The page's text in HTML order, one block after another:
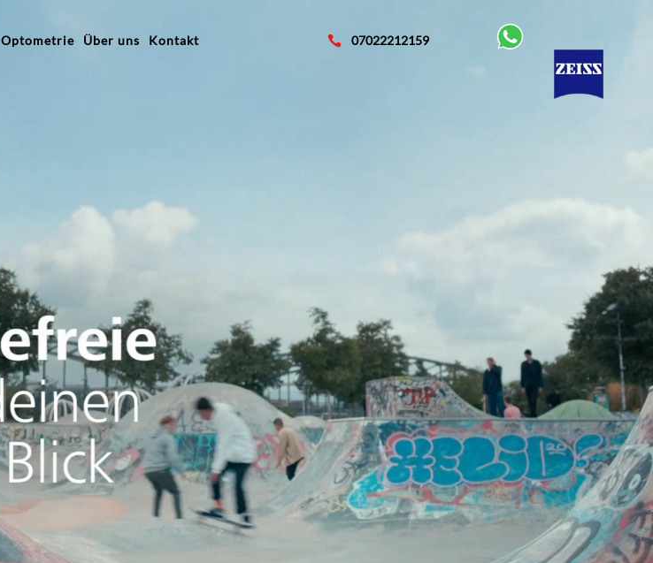
Optometrie Über uns Kontakt  07022212159